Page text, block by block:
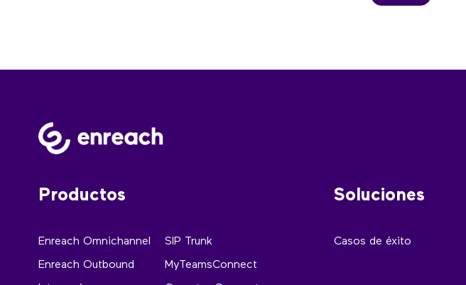
Productos
Enreach Omnichannel
Enreach Outbound
SIP Trunk
MyTeamsConnect
Soluciones
Casos de éxito